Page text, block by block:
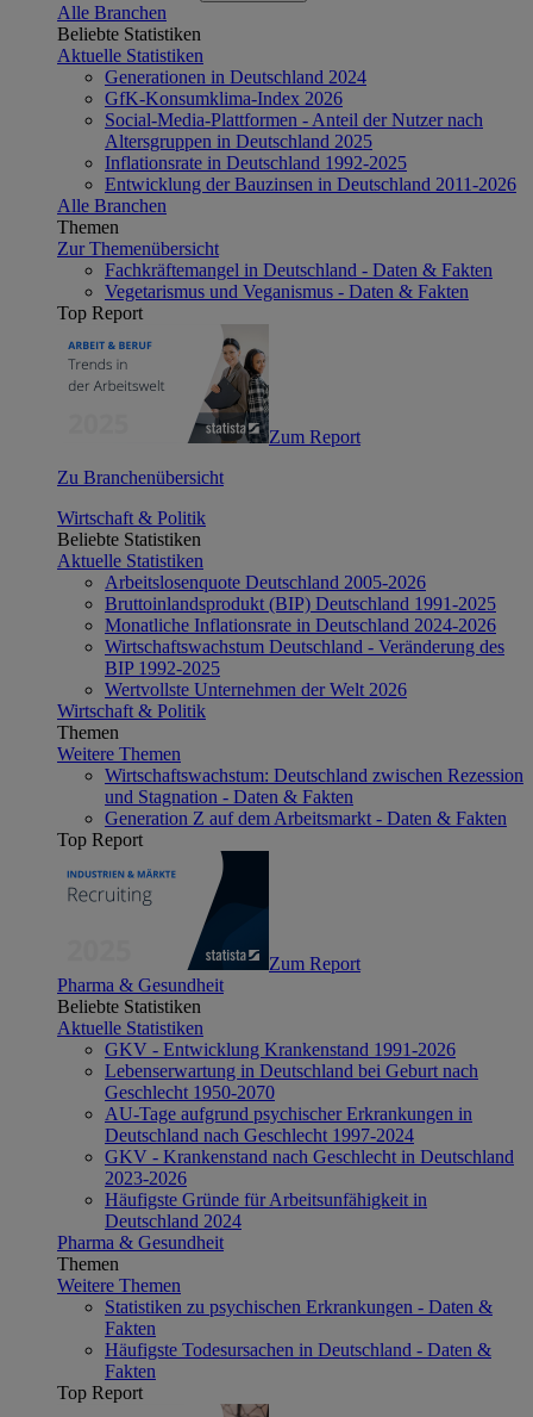
Alle Branchen
Beliebte Statistiken
Aktuelle Statistiken
Generationen in Deutschland 2024
GfK-Konsumklima-Index 2026
Social-Media-Plattformen - Anteil der Nutzer nach
Altersgruppen in Deutschland 2025
Inflationsrate in Deutschland 1992-2025
Entwicklung der Bauzinsen in Deutschland 2011-2026
Alle Branchen
Themen
Zur Themenübersicht
Fachkräftemangel in Deutschland - Daten & Fakten
Vegetarismus und Veganismus - Daten & Fakten
Top Report
Zum Report
Zu Branchenübersicht
Wirtschaft & Politik
Beliebte Statistiken
Aktuelle Statistiken
Arbeitslosenquote Deutschland 2005-2026
Bruttoinlandsprodukt (BIP) Deutschland 1991-2025
Monatliche Inflationsrate in Deutschland 2024-2026
Wirtschaftswachstum Deutschland - Veränderung des
BIP 1992-2025
Wertvollste Unternehmen der Welt 2026
Wirtschaft & Politik
Themen
Weitere Themen
Wirtschaftswachstum: Deutschland zwischen Rezession
und Stagnation - Daten & Fakten
Generation Z auf dem Arbeitsmarkt - Daten & Fakten
Top Report
Zum Report
Pharma & Gesundheit
Beliebte Statistiken
Aktuelle Statistiken
GKV - Entwicklung Krankenstand 1991-2026
Lebenserwartung in Deutschland bei Geburt nach
Geschlecht 1950-2070
AU-Tage aufgrund psychischer Erkrankungen in
Deutschland nach Geschlecht 1997-2024
GKV - Krankenstand nach Geschlecht in Deutschland
2023-2026
Häufigste Gründe für Arbeitsunfähigkeit in
Deutschland 2024
Pharma & Gesundheit
Themen
Weitere Themen
Statistiken zu psychischen Erkrankungen - Daten &
Fakten
Häufigste Todesursachen in Deutschland - Daten &
Fakten
Top Report